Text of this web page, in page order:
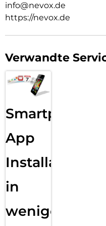
info@nevox.de
https://nevox.de
Verwandte
Smartphone
App
Installation
in
wenigen